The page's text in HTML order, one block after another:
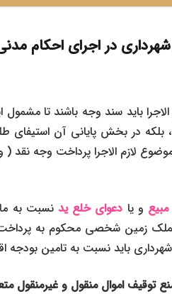
در اجرای احکام
باید سند وجه باشند تا مشمول
لازم‌ الاجرا پرداخت وجه نقد (
و یا دعوای خلع یدنسبت به
تملک زمین شخصی محکوم به
باید نسبت به تامین بودجه